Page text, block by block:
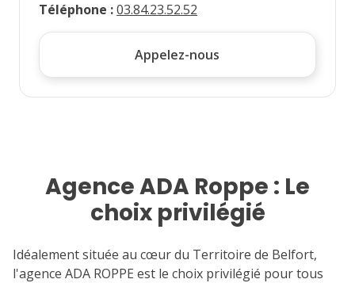
Téléphone :03.84.23.52.52
Appelez-nous
Agence ADA Roppe : Le
choix privilégié
Idéalement située au cœur du Territoire de Belfort,
l'agence ADA ROPPE est le choix privilégié pour tous